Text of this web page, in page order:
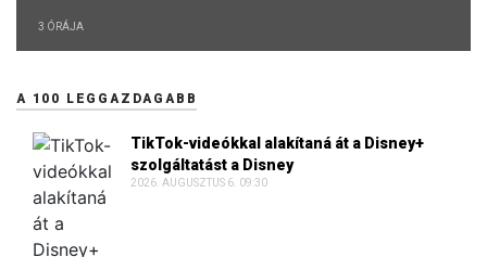
3 ÓRÁJA
A 100 LEGGAZDAGABB
TikTok-videókkal alakítaná át a Disney+
szolgáltatást a Disney
2026. AUGUSZTUS 6. 09:30